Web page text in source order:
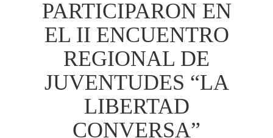
PARTICIPARON EN
EL II ENCUENTRO
REGIONAL DE
JUVENTUDES “LA
LIBERTAD
CONVERSA”